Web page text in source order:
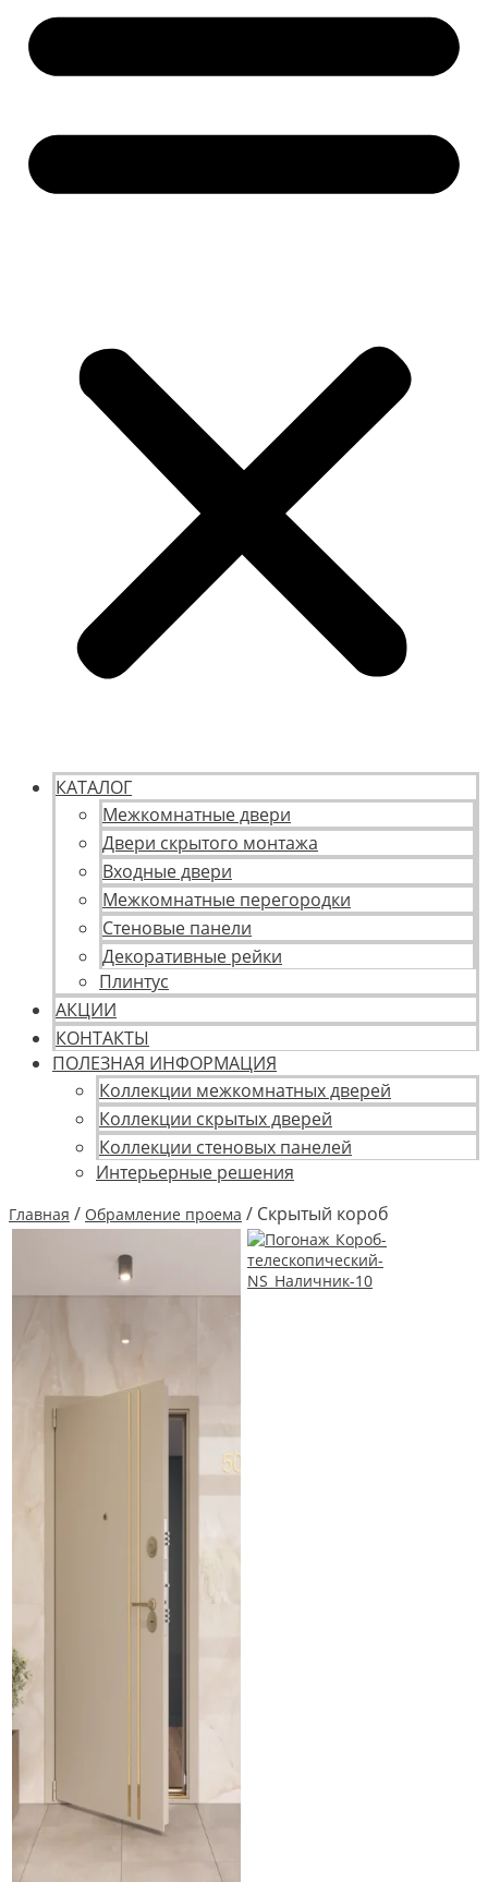
КАТАЛОГ
Межкомнатные двери
Двери скрытого монтажа
Входные двери
Межкомнатные перегородки
Стеновые панели
Декоративные рейки
Плинтус
АКЦИИ
КОНТАКТЫ
ПОЛЕЗНАЯ ИНФОРМАЦИЯ
Коллекции межкомнатных дверей
Коллекции скрытых дверей
Коллекции стеновых панелей
Интерьерные решения
Главная / Обрамление проема / Скрытый короб